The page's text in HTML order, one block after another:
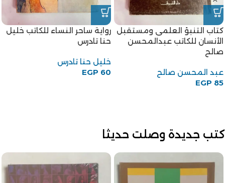
كتاب سيدة فى خدمتك للكاتب
احسان عبد القدوس
رواية راس الشيطان للكاتب
نجيب الكيلاني
نجيب الكيلاني
EGP 95
كتب جديدة وصلت حديثا